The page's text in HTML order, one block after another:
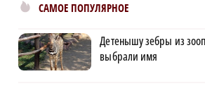
САМОЕ ПОПУЛЯРНОЕ
Детенышу зебры из
выбрали имя